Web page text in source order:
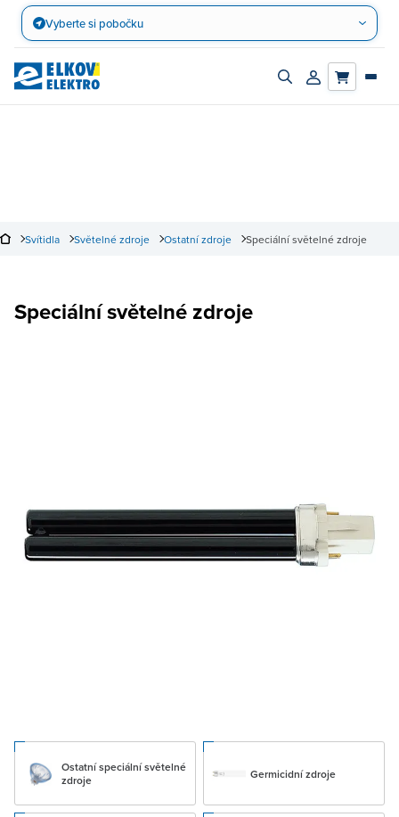
Přejít
obsah
Vyberte si pobočku
Zapnout/vypnout
Přihlásit/
Speciální světelné zdroje
Ostatní zdroje
Světelné zdroje
Svítidla
Speciální světelné zdroje
Ostatní speciální světelné
zdroje
Germicidní zdroje